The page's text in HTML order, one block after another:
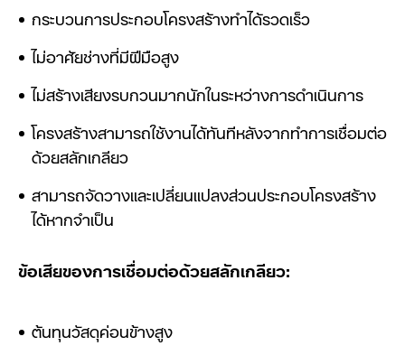
กระบวนการประกอบโครงสร้างทำได้รวดเร็ว
ไม่อาศัยช่างที่มีฝีมือสูง
ไม่สร้างเสียงรบกวนมากนักในระหว่างการดำเนินการ
โครงสร้างสามารถใช้งานได้ทันทีหลังจากทำการเชื่อมต่อ
ด้วยสลักเกลียว
สามารถจัดวางและเปลี่ยนแปลงส่วนประกอบโครงสร้าง
ได้หากจำเป็น
ข้อเสียของการเชื่อมต่อด้วยสลักเกลียว:
ต้นทุนวัสดุค่อนข้างสูง